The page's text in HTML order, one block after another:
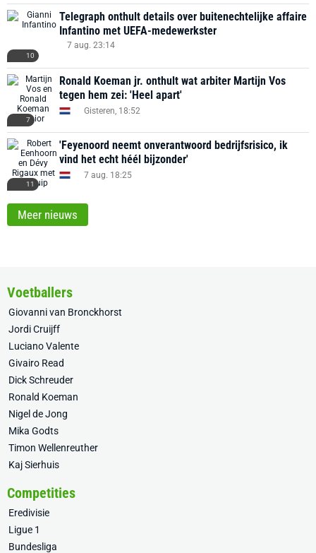
10
Telegraph onthult details over buitenechtelijke affaire
Infantino met UEFA-medewerkster
7 aug. 23:14
7
Ronald Koeman jr. onthult wat arbiter Martijn Vos
tegen hem zei: 'Heel apart'
Gisteren, 18:52
11
'Feyenoord neemt onverantwoord bedrijfsrisico, ik
vind het echt héél bijzonder'
7 aug. 18:25
Meer nieuws
Voetballers
Giovanni van Bronckhorst
Jordi Cruijff
Luciano Valente
Givairo Read
Dick Schreuder
Ronald Koeman
Nigel de Jong
Mika Godts
Timon Wellenreuther
Kaj Sierhuis
Competities
Eredivisie
Ligue 1
Bundesliga